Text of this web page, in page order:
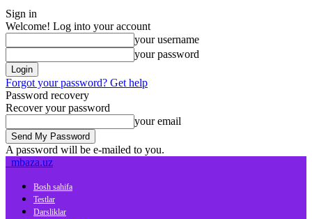
Sign in
Welcome! Log into your account
your username
your password
Forgot your password? Get help
Password recovery
Recover your password
your email
A password will be e-mailed to you.
mbaza.uz
Bosh sahifa
Testlar
Darsliklar